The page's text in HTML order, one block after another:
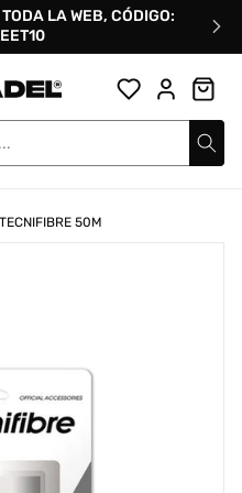
LA WEB, CÓDIGO:
50M